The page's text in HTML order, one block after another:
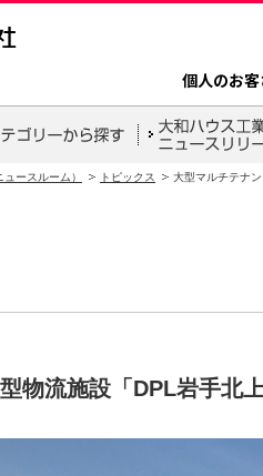
個人のお客
ースルーム） トピックス 大型マルチテナ
物流施設「DPL岩手北